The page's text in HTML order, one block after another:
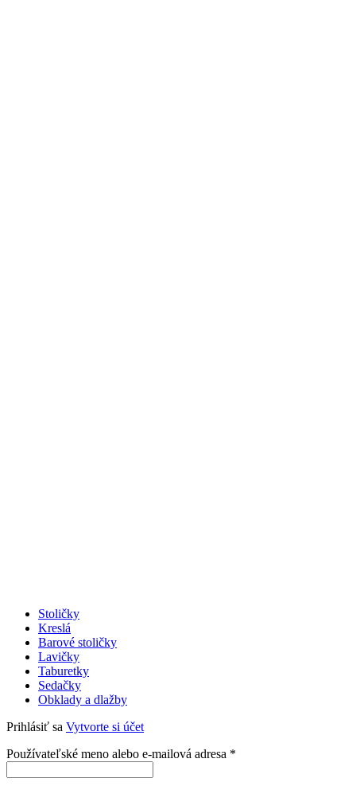
Stoličky
Kreslá
Barové stoličky
Lavičky
Taburetky
Sedačky
Obklady a dlažby
Prihlásiť sa Vytvorte si účet
Používateľské meno alebo e-mailová adresa *